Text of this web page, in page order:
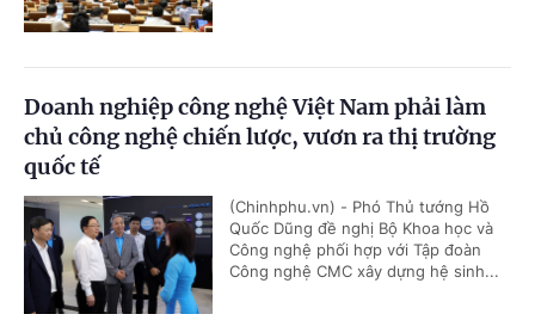
Doanh nghiệp công nghệ Việt Nam phải làm
chủ công nghệ chiến lược, vươn ra thị trường
quốc tế
(Chinhphu.vn) - Phó Thủ tướng Hồ
Quốc Dũng đề nghị Bộ Khoa học và
Công nghệ phối hợp với Tập đoàn
Công nghệ CMC xây dựng hệ sinh...